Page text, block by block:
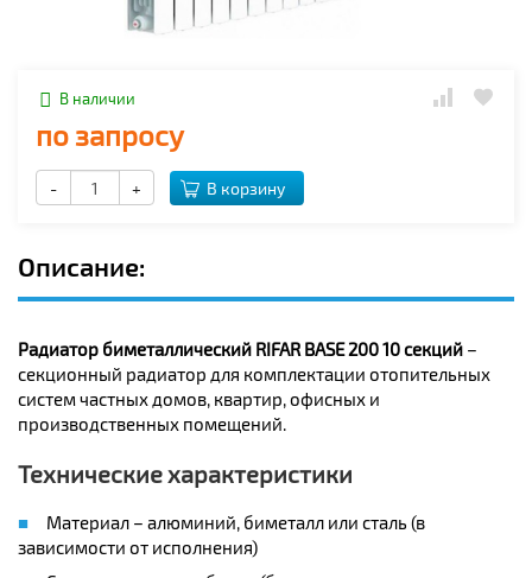
В наличии
по запросу
- + В корзину
Описание:
Радиатор биметаллический RIFAR BASE 200 10 секций –
секционный радиатор для комплектации отопительных
систем частных домов, квартир, офисных и
производственных помещений.
Технические характеристики
Материал – алюминий, биметалл или сталь (в
зависимости от исполнения)